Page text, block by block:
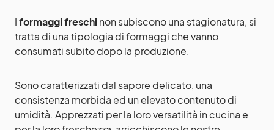
Iformaggi freschi non subiscono una stagionatura, si
tratta di una tipologia di formaggi che vanno
consumati subito dopo la produzione.
Sono caratterizzati dal sapore delicato, una
consistenza morbida ed un elevato contenuto di
umidità. Apprezzati per la loro versatilità in cucina e